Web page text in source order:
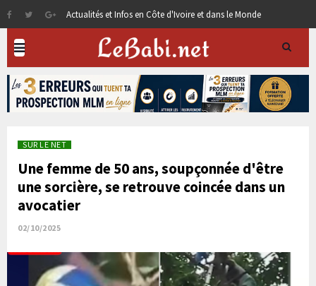
Actualités et Infos en Côte d'Ivoire et dans le Monde
SUR LE NET
Une femme de 50 ans, soupçonnée d'être
une sorcière, se retrouve coincée dans un
avocatier
02/10/2025